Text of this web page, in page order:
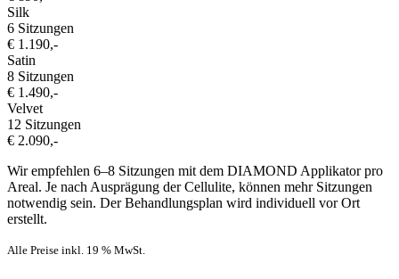
Silk
6 Sitzungen
€ 1.190,-
Satin
8 Sitzungen
€ 1.490,-
Velvet
12 Sitzungen
€ 2.090,-
Wir empfehlen 6–8 Sitzungen mit dem DIAMOND Applikator pro
Areal. Je nach Ausprägung der Cellulite, können mehr Sitzungen
notwendig sein. Der Behandlungsplan wird individuell vor Ort
erstellt.
Alle Preise inkl. 19 % MwSt.